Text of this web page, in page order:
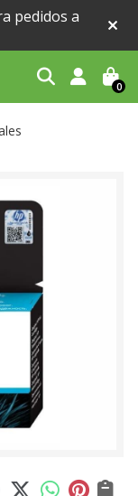
pedidos a
Buscar 0